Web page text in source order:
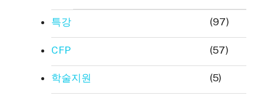
특강 (97)
CFP (57)
학술지원 (5)